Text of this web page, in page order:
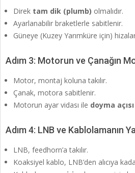
Direk tam dik (plumb) olmalıdır.
Ayarlanabilir braketlerle sabitlenir.
Güneye (Kuzey Yarımküre için)
Adım 3: Motorun ve Çanağın
Motor, montaj koluna takılır.
Çanak, motora sabitlenir.
Motorun ayar vidası ile doyma
Adım 4: LNB ve Kablolamanın
LNB, feedhorn’a takılır.
Koaksiyel kablo, LNB’den alıcıya